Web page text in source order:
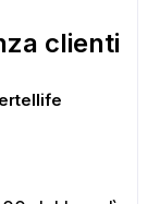
clienti